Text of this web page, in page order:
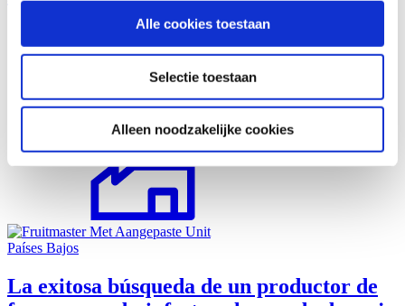
informatie die u aan ze heeft verstrekt of die ze hebben
verzameld op basis van uw gebruik van hun services.
Alle cookies toestaan
Selectie toestaan
Alleen noodzakelijke cookies
Desinfección sostenible del agua
Posible reutilización del agua
Países Bajos
La exitosa búsqueda de un productor de